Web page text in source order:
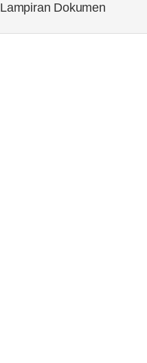
Lampiran Dokumen